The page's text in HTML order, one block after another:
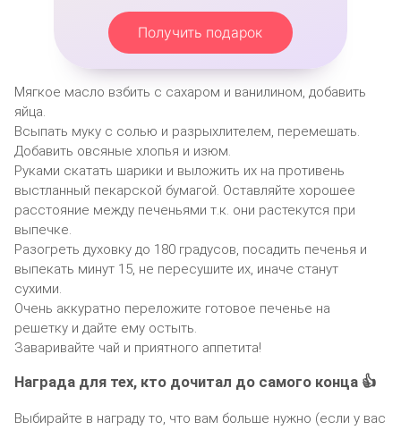
Получить подарок
Мягкое масло взбить с сахаром и ванилином, добавить
яйца.
Всыпать муку с солью и разрыхлителем, перемешать.
Добавить овсяные хлопья и изюм.
Руками скатать шарики и выложить их на противень
выстланный пекарской бумагой. Оставляйте хорошее
расстояние между печеньями т.к. они растекутся при
выпечке.
Разогреть духовку до 180 градусов, посадить печенья и
выпекать минут 15, не пересушите их, иначе станут
сухими.
Очень аккуратно переложите готовое печенье на
решетку и дайте ему остыть.
Заваривайте чай и приятного аппетита!
Награда для тех, кто дочитал до самого конца 👍
Выбирайте в награду то, что вам больше нужно (если у вас